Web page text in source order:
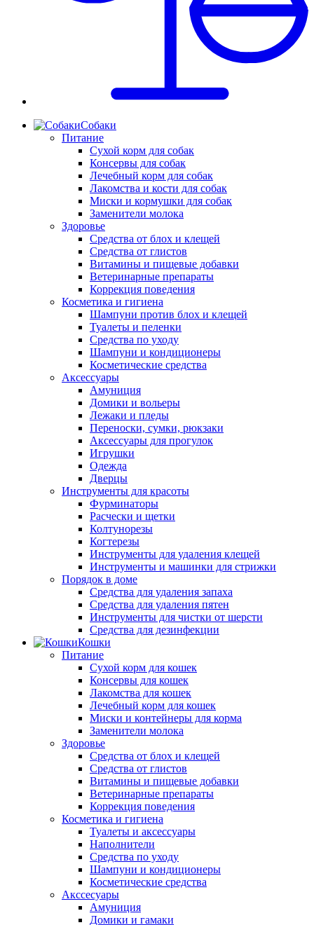
Собаки
Питание
Сухой корм для собак
Консервы для собак
Лечебный корм для собак
Лакомства и кости для собак
Миски и кормушки для собак
Заменители молока
Здоровье
Средства от блох и клещей
Средства от глистов
Витамины и пищевые добавки
Ветеринарные препараты
Коррекция поведения
Косметика и гигиена
Шампуни против блох и клещей
Туалеты и пеленки
Средства по уходу
Шампуни и кондиционеры
Косметические средства
Аксессуары
Амуниция
Домики и вольеры
Лежаки и пледы
Переноски, сумки, рюкзаки
Аксессуары для прогулок
Игрушки
Одежда
Дверцы
Инструменты для красоты
Фурминаторы
Расчески и щетки
Колтунорезы
Когтерезы
Инструменты для удаления клещей
Инструменты и машинки для стрижки
Порядок в доме
Средства для удаления запаха
Средства для удаления пятен
Инструменты для чистки от шерсти
Средства для дезинфекции
Кошки
Питание
Сухой корм для кошек
Консервы для кошек
Лакомства для кошек
Лечебный корм для кошек
Миски и контейнеры для корма
Заменители молока
Здоровье
Средства от блох и клещей
Средства от глистов
Витамины и пищевые добавки
Ветеринарные препараты
Коррекция поведения
Косметика и гигиена
Туалеты и аксессуары
Наполнители
Средства по уходу
Шампуни и кондиционеры
Косметические средства
Акссесуары
Амуниция
Домики и гамаки